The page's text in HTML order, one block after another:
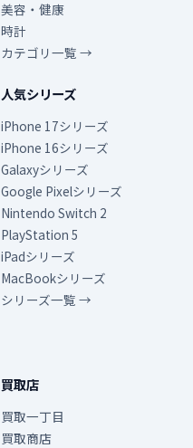
美容・健康
時計
カテゴリ一覧 →
人気シリーズ
iPhone 17シリーズ
iPhone 16シリーズ
Galaxyシリーズ
Google Pixelシリーズ
Nintendo Switch 2
PlayStation 5
iPadシリーズ
MacBookシリーズ
シリーズ一覧 →
買取店
買取一丁目
買取商店